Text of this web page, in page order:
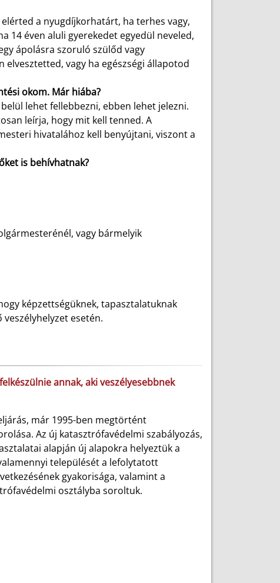
a nyugdíjkorhatárt, ha terhes vagy,
14 éven aluli gyerekedet egyedül neveled,
ápolásra szoruló szülőd vagy
elvesztetted, vagy ha egészségi állapotod
okom. Már hiába?
lehet fellebbezni, ebben lehet jelezni.
leírja, hogy mit kell tenned. A
hivatalához kell benyújtani, viszont a
is behívhatnak?
vagy bármelyik
képzettségüknek, tapasztalatuknak
esetén.
annak, aki veszélyesebbnek
már 1995-ben megtörtént
Az új katasztrófavédelmi szabályozás,
alapján új alapokra helyeztük a
települését a lefolytatott
gyakorisága, valamint a
osztályba soroltuk.